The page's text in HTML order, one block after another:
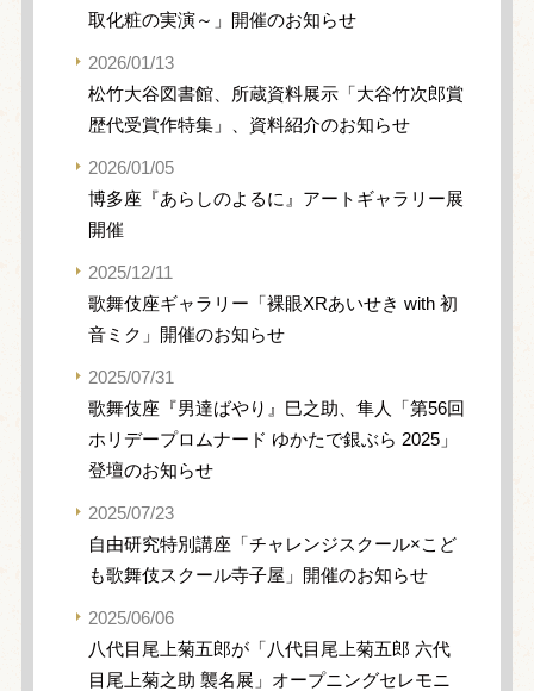
取化粧の実演～」開催のお知らせ
2026/01/13
松竹大谷図書館、所蔵資料展示「大谷竹次郎賞
歴代受賞作特集」、資料紹介のお知らせ
2026/01/05
博多座『あらしのよるに』アートギャラリー展
開催
2025/12/11
歌舞伎座ギャラリー「裸眼XRあいせき with 初
音ミク」開催のお知らせ
2025/07/31
歌舞伎座『男達ばやり』巳之助、隼人「第56回
ホリデープロムナード ゆかたで銀ぶら 2025」
登壇のお知らせ
2025/07/23
自由研究特別講座「チャレンジスクール×こど
も歌舞伎スクール寺子屋」開催のお知らせ
2025/06/06
八代目尾上菊五郎が「八代目尾上菊五郎 六代
目尾上菊之助 襲名展」オープニングセレモニ